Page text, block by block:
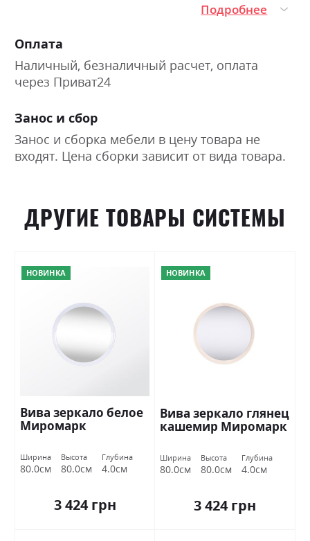
Подробнее
Оплата
Наличный, безналичный расчет, оплата
через Приват24
Занос и сбор
Занос и сборка мебели в цену товара не
входят. Цена сборки зависит от вида товара.
ДРУГИЕ ТОВАРЫ СИСТЕМЫ
НОВИНКА
Вива зеркало белое
Миромарк
Ширина
80.0см
Высота
80.0см
Глубина
4.0см
3 424 грн
НОВИНКА
Вива зеркало глянец
кашемир Миромарк
Ширина
80.0см
Высота
80.0см
Глубина
4.0см
3 424 грн